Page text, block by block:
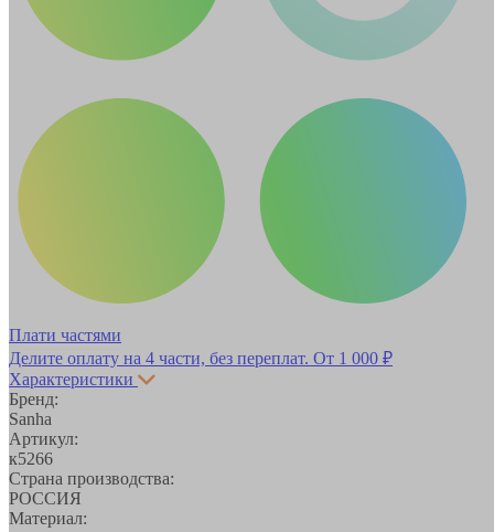
Плати частями
Делите оплату на 4 части, без переплат. От 1 000 ₽
Характеристики
Бренд:
Sanha
Артикул:
к5266
Страна производства:
РОССИЯ
Материал: